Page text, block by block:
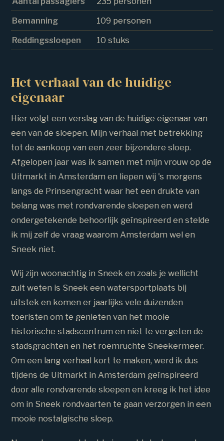
Bemanning
109 personen
Reddingssloepen
10 stuks
Het verhaal van de huidige
eigenaar
Hier volgt een verslag van de huidige eigenaar van
een van de sloepen. Mijn verhaal met betrekking
tot de aankoop van een zeer bijzondere sloep.
Afgelopen jaar was ik samen met mijn vrouw op de
Uitmarkt in Amsterdam en liepen wij 's morgens
langs de Prinsengracht waar het een drukte van
belang was met rondvarende sloepen en werd
ondergetekende behoorlijk geïnspireerd en stelde
ik mij zelf de vraag waarom Amsterdam wel en
Sneek niet.
Wij zijn woonachtig in Sneek en zoals je wellicht
zult weten is Sneek een watersportplaats bij
uitstek en komen er jaarlijks vele duizenden
toeristen om te genieten van het mooie
historische stadscentrum en niet te vergeten de
stadsgrachten en het roemruchte Sneekermeer.
Om een lang verhaal kort te maken, werd ik dus
tijdens de Uitmarkt in Amsterdam geïnspireerd
door alle rondvarende sloepen en kreeg ik het idee
om in Sneek rondvaarten te gaan verzorgen in een
mooie nostalgische sloep.